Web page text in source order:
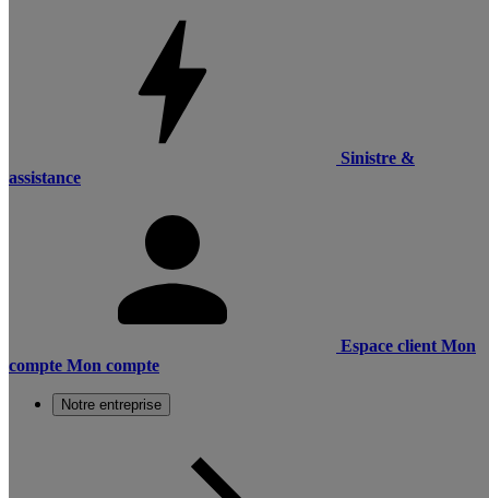
Sinistre &
assistance
Espace client Mon
compte Mon compte
Notre entreprise